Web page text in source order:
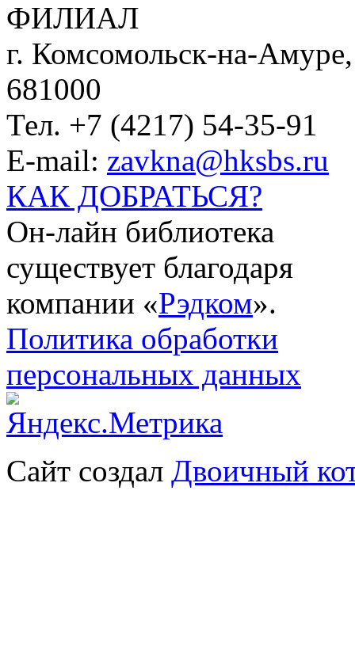
ФИЛИАЛ
г. Комсомольск-на-
681000
Тел. +7 (4217) 54-35-91
E-mail: zavkna@hksbs.ru
КАК ДОБРАТЬСЯ?
Он-лайн библиотека
существует благодаря
компании «Рэдком».
Политика обработки
персональных данных
Сайт создал Двоичный